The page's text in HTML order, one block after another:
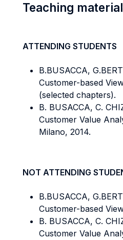
Teaching
ATTENDING STUDENTS
B.BUSACCA,
Customer-based
(selected chapters).
B. BUSACCA, C.
Customer Value
Milano, 2014.
NOT ATTENDING
B.BUSACCA,
Customer-based
B. BUSACCA, C.
Customer Value